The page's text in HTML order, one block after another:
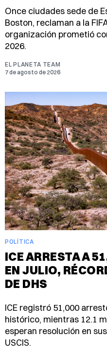
Once ciudades sede de
Boston, reclaman a la
organización prometió
2026.
EL PLANETA TEAM
7 de agosto de 2026
POLÍTICA
ICE ARRESTA A
EN JULIO,
DE DHS
ICE registró 51,000
histórico, mientras 12.1
esperan resolución en
USCIS.